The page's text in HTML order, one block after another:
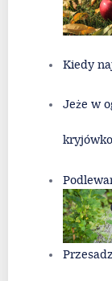
Kiedy
Jeże w